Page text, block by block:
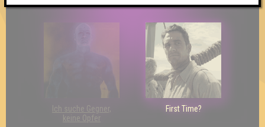
Ich suche Gegner,
keine Opfer
First Time?